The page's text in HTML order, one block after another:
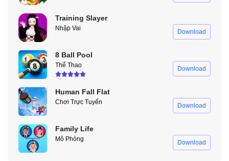
Xây Dựng Mối Quan Hệ Và Chinh Phục Trái Tim Nhân Vật Trong
Learn The Heart Apk
Để làm mới không khí và tăng thêm phần kịch tính, Learn The
Heart Apk tích hợp hàng loạt các mini-game thú vị trong quá trình
Training Slayer
Nhập Vai Download
8 Ball Pool
Thể Thao Download
Human Fall Flat
Chơi Trực Tuyến Download
Family Life
Mô Phỏng Download